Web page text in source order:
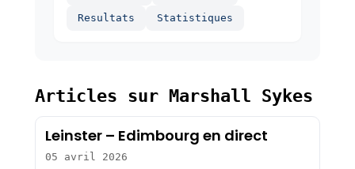
Resultats Statistiques
Articles sur Marshall Sykes
Leinster – Edimbourg en direct
05 avril 2026